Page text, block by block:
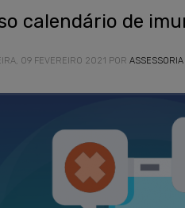
calendário de
09 FEVEREIRO 2021 POR